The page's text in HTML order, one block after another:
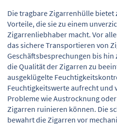
Die tragbare Zigarrenhülle
Vorteile, die sie zu einem
Zigarrenliebhaber macht. Vor
das sichere Transportieren von
Geschäftsbesprechungen bis
die Qualität der Zigarren zu
ausgeklügelte
Feuchtigkeitswerte aufrecht und
Probleme wie Austrocknung
Zigarren ruinieren können. Die
bewahrt die Zigarren vor